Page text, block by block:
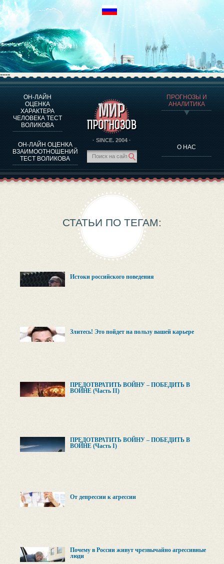
----
ОН-ЛАЙН
ОЦЕНКА
ХАРАКТЕРА
ЧЕЛОВЕКА ТЕСТ
ВОЛИКОВА
ОН-ЛАЙН ОЦЕНКА
ВЗАИМООТНОШЕНИЙ
ТЕСТ ВОЛИКОВА
· SINCE. 2004 ·
ПРОГНОЗЫ И
АНАЛИТИКА
О НАС
О ПРОГРАММЕ
ОЦЕНКА ХАРАКТЕРA ЧЕЛОВЕКА
ОЦЕНКА ХАРАКТЕРА ВЫДАЮЩИХСЯ ЛИЧНОСТЕЙ
О ПРОГРАММЕ
ТЕСТ НА СОВМЕСТИМОСТЬ ВОЛИКОВА
ПРОГНОЗЫ И АНАЛИТИКА
СТАТЬИ ПО ТЕГАМ:
Истоки российского поведения
Злитесь! Это пойдет на пользу вашей карьере
ПРЕДОТВРАТИТЬ ВОЙНУ – ПОБЕДИТЬ В
ВОЙНЕ (Часть II)
ПРЕДОТВРАТИТЬ ВОЙНУ – ПОБЕДИТЬ В
ВОЙНЕ (Часть I)
От депрессии к агрессии
Почему в России живут чрезвычайно агрессивные
люди